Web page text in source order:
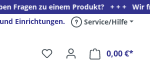
Produkt? + + + Wir freuen uns
Einrichtungen. Service/Hilfe
0,00 €*